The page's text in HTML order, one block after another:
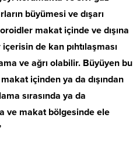
büyümesi ve dışarı
makat içinde ve dışına
de kan pıhtılaşması
ve ağrı olabilir. Büyüyen bu
içinden ya da dışından
sırasında ya da
ve makat bölgesinde ele